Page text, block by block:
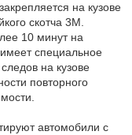
на кузове
скотча 3М.
10 минут на
имеет специальное
на кузове
повторного
автомобили с